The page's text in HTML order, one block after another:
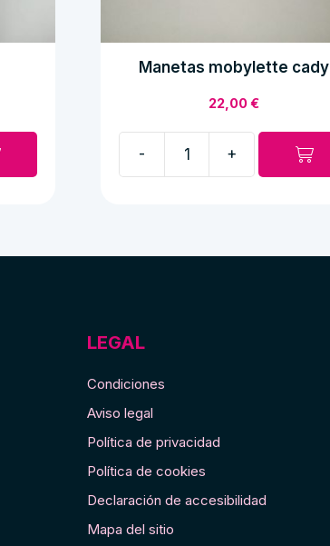
Manetas mobylette cady
22,00€
- +
LEGAL
Condiciones
Aviso legal
Política de privacidad
Política de cookies
Declaración de accesibilidad
Mapa del sitio